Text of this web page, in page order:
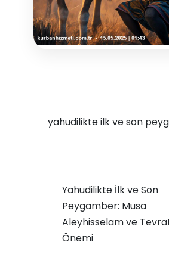
yahudilikte ilk ve son
Yahudilikte İlk ve Son
Peygamber: Musa
Aleyhisselam ve
Önemi